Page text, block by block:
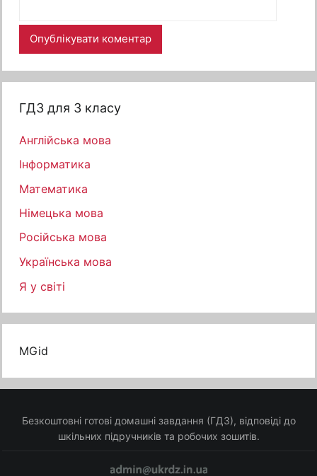
ГДЗ для 3 класу
Англійська мова
Інформатика
Математика
Німецька мова
Російська мова
Українська мова
Я у світі
MGid
Безкоштовні готові домашні завдання (ГДЗ), відповіді до
шкільних підручників та робочих зошитів.